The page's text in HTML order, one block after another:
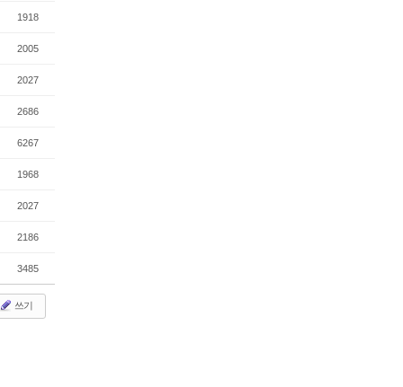
1918
2005
2027
2686
6267
1968
2027
2186
3485
쓰기